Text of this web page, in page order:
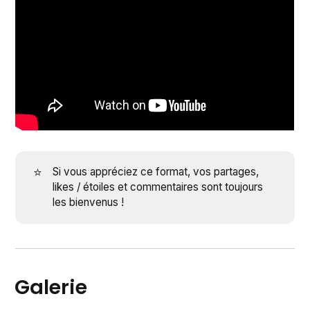
⭐
Si vous appréciez ce format, vos partages,
likes / étoiles et commentaires sont toujours
les bienvenus !
Galerie